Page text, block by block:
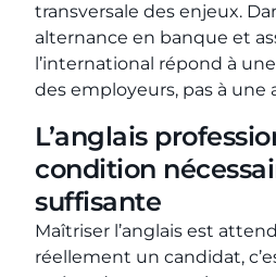
transversale des enjeux.
alternance en banque et
l’international répond à
des employeurs, pas à une
L’anglais
condition
suffisante
Maîtriser l’anglais est
réellement un candidat,